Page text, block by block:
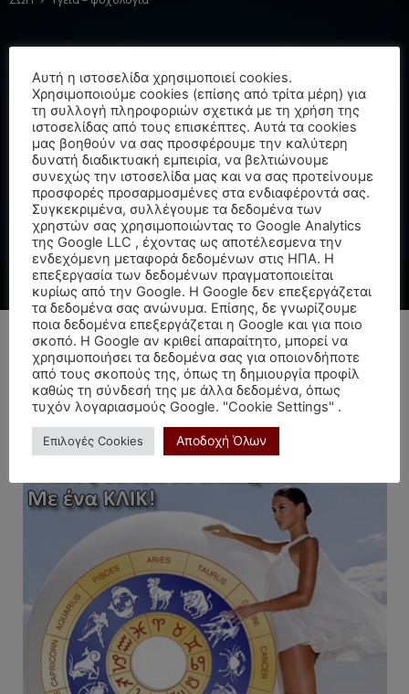
ΥΓΕΙΑ – ΨΥΧΟΛΟΓΙΑ
ΠΡΟΤΕΙΝΌΜΕΝΕΣ ΔΗΜΟΣΙΕΎΣΕΙΣ
Καμία δημοσίευση για προβολή
Αυτή η ιστοσελίδα χρησιμοποιεί cookies.
Χρησιμοποιούμε cookies (επίσης από τρίτα μέρη) για
τη συλλογή πληροφοριών σχετικά με τη χρήση της
ιστοσελίδας από τους επισκέπτες. Αυτά τα cookies
μας βοηθούν να σας προσφέρουμε την καλύτερη
δυνατή διαδικτυακή εμπειρία, να βελτιώνουμε
συνεχώς την ιστοσελίδα μας και να σας προτείνουμε
προσφορές προσαρμοσμένες στα ενδιαφέροντά σας.
Συγκεκριμένα, συλλέγουμε τα δεδομένα των
χρηστών σας χρησιμοποιώντας το Google Analytics
της Google LLC , έχοντας ως αποτέλεσμενα την
ενδεχόμενη μεταφορά δεδομένων στις ΗΠΑ. Η
επεξεργασία των δεδομένων πραγματοποιείται
κυρίως από την Google. Η Google δεν επεξεργάζεται
τα δεδομένα σας ανώνυμα. Επίσης, δε γνωρίζουμε
ποια δεδομένα επεξεργάζεται η Google και για ποιο
σκοπό. Η Google αν κριθεί απαραίτητο, μπορεί να
χρησιμοποιήσει τα δεδομένα σας για οποιονδήποτε
από τους σκοπούς της, όπως τη δημιουργία προφίλ
καθώς τη σύνδεσή της με άλλα δεδομένα, όπως
τυχόν λογαριασμούς Google. "Cookie Settings" .
Επιλογές Cookies Αποδοχή Όλων